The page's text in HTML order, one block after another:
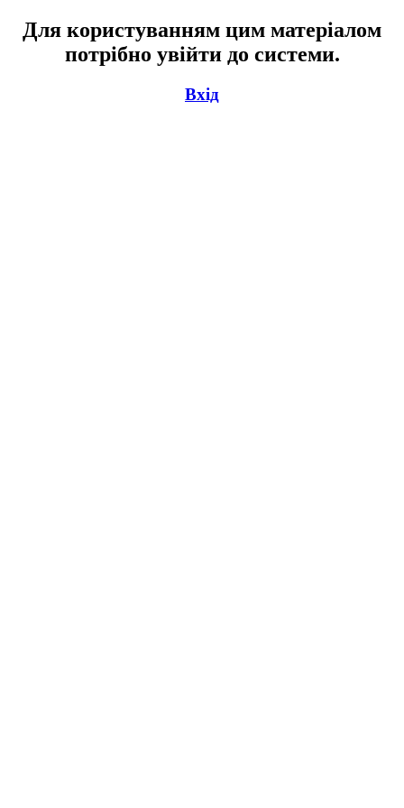
Для користуванням цим матеріалом
потрібно увійти до системи.
Вхід